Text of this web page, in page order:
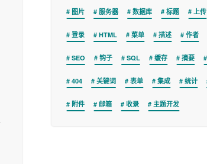
图片 服务器 数据库 标题 上传
登录 HTML 菜单 描述 作者
SEO 钩子 SQL 缓存 摘要
404 关键词 表单 集成 统计
附件 邮箱 收录 主题开发